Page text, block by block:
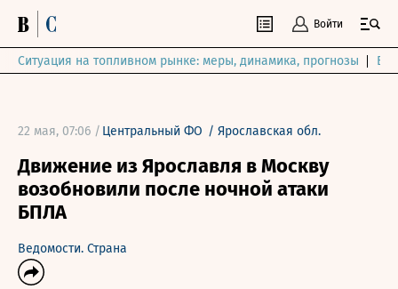
Войти
Ситуация на топливном рынке: меры, динамика, прогнозы
22 мая, 07:06 / Центральный ФО / Ярославская обл.
Движение из Ярославля в Москву
возобновили после ночной атаки
БПЛА
Ведомости. Страна